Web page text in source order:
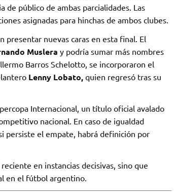
de público de ambas parcialidades. Las
asignadas para hinchas de ambos clubes.
presentar nuevas caras en esta final. El
Muslera y podría sumar más nombres
Barros Schelotto, se incorporaron el
Lenny Lobato, quien regresó tras su
Internacional, un título oficial avalado
nacional. En caso de igualdad
persiste el empate, habrá definición por
en instancias decisivas, sino que
en el fútbol argentino.